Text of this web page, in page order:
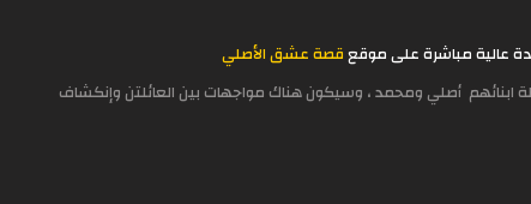
قصة عشق الأصلي
ابنائهم أصلي ومحمد ، وسيكون هناك مواجهات بين العائلتن وإنكشاف